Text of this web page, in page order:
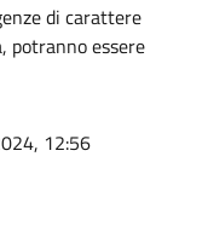
di carattere
potranno essere
12:56